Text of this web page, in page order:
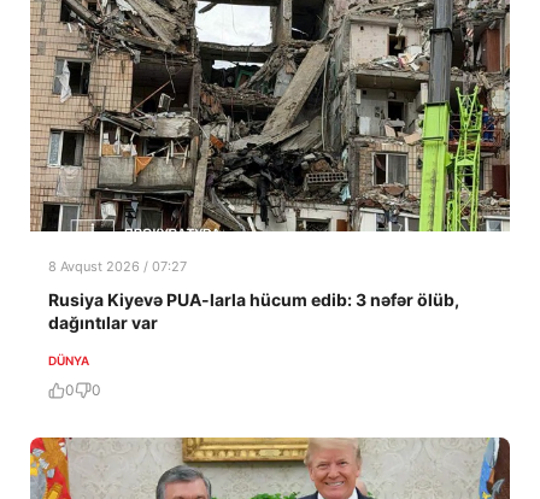
8 Avqust 2026 / 07:27
Rusiya Kiyevə PUA-larla hücum edib: 3 nəfər ölüb,
dağıntılar var
DÜNYA
0 0